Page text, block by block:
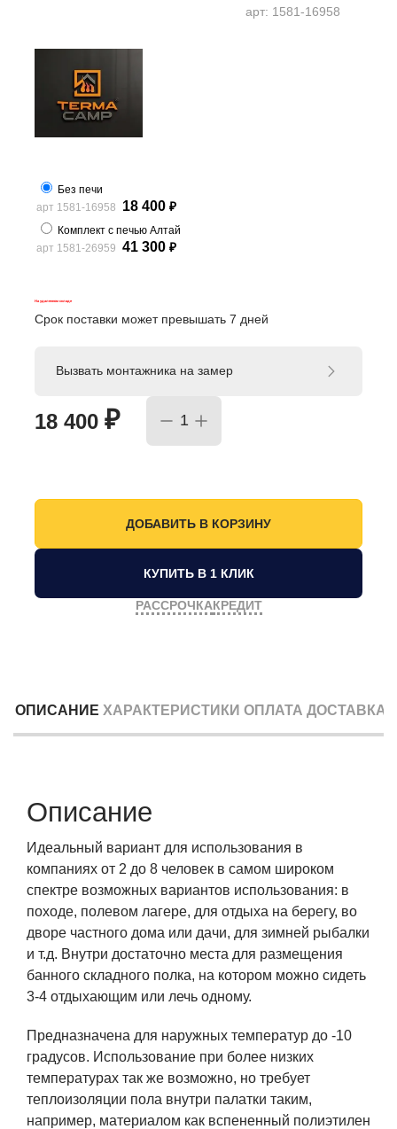
арт: 1581-16958
Без печи
арт 1581-16958
18 400 ₽
Комплект с печью Алтай
арт 1581-26959 41 300 ₽
На удаленном складе
Срок поставки может превышать 7 дней
18 400 ₽
Вызвать монтажника на замер
КУПИТЬ В 1 КЛИК
РАССРОЧКАКРЕДИТ
ОПИСАНИЕ ХАРАКТЕРИСТИКИ ОПЛАТА ДОСТАВКА
Описание
Идеальный вариант для использования в
компаниях от 2 до 8 человек в самом широком
спектре возможных вариантов использования: в
походе, полевом лагере, для отдыха на берегу, во
дворе частного дома или дачи, для зимней рыбалки
и т.д. Внутри достаточно места для размещения
банного складного полка, на котором можно сидеть
3-4 отдыхающим или лечь одному.
Предназначена для наружных температур до -10
градусов. Использование при более низких
температурах так же возможно, но требует
теплоизоляции пола внутри палатки таким,
например, материалом как вспененный полиэтилен